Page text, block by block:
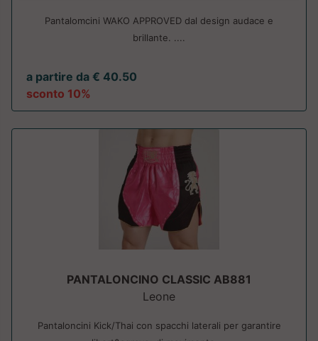
Pantalomcini WAKO APPROVED dal design audace e
brillante. ....
a partire da € 40.50
sconto 10%
PANTALONCINO CLASSIC AB881
Leone
Pantaloncini Kick/Thai con spacchi laterali per garantire